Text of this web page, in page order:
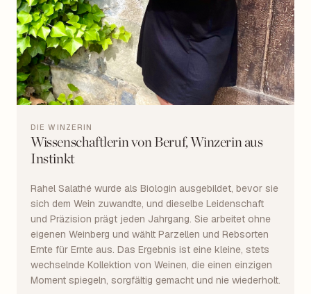
DIE WINZERIN
Wissenschaftlerin von Beruf, Winzerin aus
Instinkt
Rahel Salathé wurde als Biologin ausgebildet, bevor sie
sich dem Wein zuwandte, und dieselbe Leidenschaft
und Präzision prägt jeden Jahrgang. Sie arbeitet ohne
eigenen Weinberg und wählt Parzellen und Rebsorten
Ernte für Ernte aus. Das Ergebnis ist eine kleine, stets
wechselnde Kollektion von Weinen, die einen einzigen
Moment spiegeln, sorgfältig gemacht und nie wiederholt.